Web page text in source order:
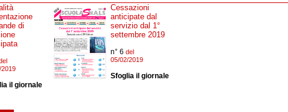
di
2019
il giornale
Cessazioni
anticipate dal
servizio dal 1°
settembre 2019
n° 6 del
05/02/2019
Sfoglia il giornale